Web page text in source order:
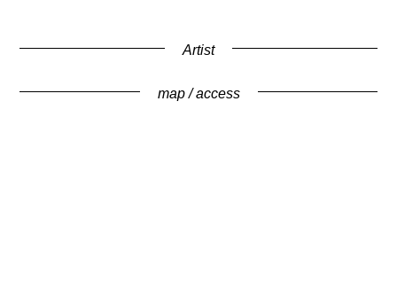
Artist
map / access